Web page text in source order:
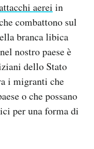
aerei in
combattono sul
branca libica
nostro paese è
dello Stato
i migranti che
o che possano
per una forma di